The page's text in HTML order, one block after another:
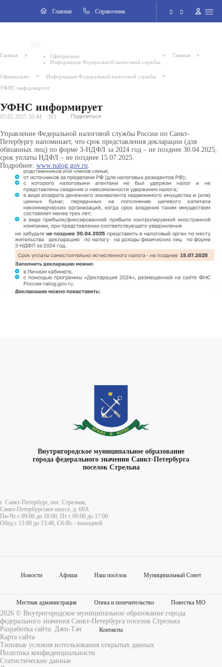
Главная Cправочник
Версия для слабовидящих
федерального значения Санкт-Петербурга поселок Стрельна
ВКонтакте
Главная >
Официально
Информация Федеральной налоговой службы
> Главная >
Официально > Информация Федеральной налоговой службы >
УФНС информирует
УФНС информирует
05.02.2025 10:44 381 Поделиться
Управление Федеральной налоговой службы России по Санкт-
Петербургу напоминает, что срок представления декларации (для
обязанных лиц) по форме 3-НДФЛ за 2024 год – не позднее 30.04.2025,
срок уплаты НДФЛ – не позднее 15.07.2025.
Подробнее: www.nalog.gov.ru
Внутригородское муниципальное образование
города федерального значения Санкт-Петербурга
поселок Стрельна
г. Санкт-Петербург, пос. Стрельна,
Санкт-Петербургское шоссе, д. 69А
Пн-Чт с 09:00 до 18:00, Пт с 09:00 до 17:00
Обед с 13:00 до 13:48, Сб-Вс - выходной
Новости Афиша Наш посёлок Муниципальный Совет
Местная администрация Опека и попечительство Повестка МО
Контакты
2026 © Внутригородское муниципальное образование города
федерального значения Санкт-Петербурга поселок Стрельна
Разработка сайта: Джи-Тач
Карта сайта
Типовые условия использования открытых данных
Политика конфиденциальности
Статистические данные